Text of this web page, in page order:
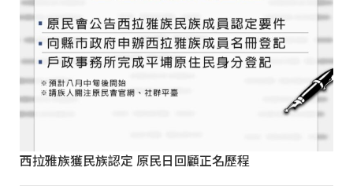
西拉雅族獲民族認定 原民日回顧正名歷程